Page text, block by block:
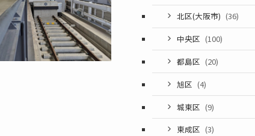
北区(大阪市) (36)
中央区 (100)
都島区 (20)
旭区 (4)
城東区 (9)
東成区 (3)